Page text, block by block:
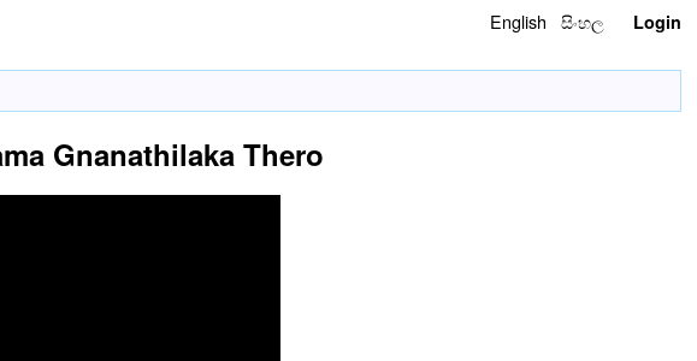
English සිංහල Login
Gnanathilaka Thero